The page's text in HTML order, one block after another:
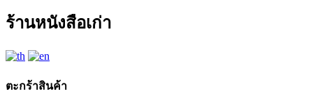
ร้านหนังสือเก่า
ตะกร้าสินค้า